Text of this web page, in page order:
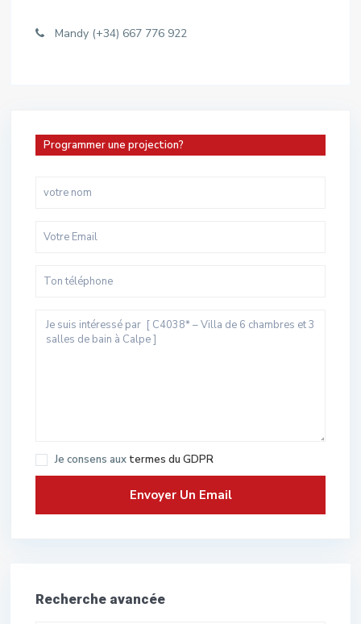
Mandy (+34) 667 776 922
Programmer une projection?
Je consens aux termes du GDPR
Recherche avancée